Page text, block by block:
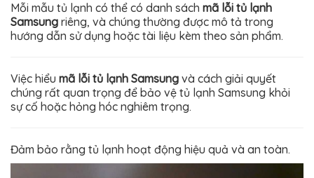
Mỗi mẫu tủ lạnh có thể có danh sách mã lỗi tủ lạnh
Samsung riêng, và chúng thường được mô tả trong
hướng dẫn sử dụng hoặc tài liệu kèm theo sản phẩm.
Việc hiểu mã lỗi tủ lạnh Samsung và cách giải quyết
chúng rất quan trọng để bảo vệ tủ lạnh Samsung khỏi
sự cố hoặc hỏng hóc nghiêm trọng.
Đảm bảo rằng tủ lạnh hoạt động hiệu quả và an toàn.